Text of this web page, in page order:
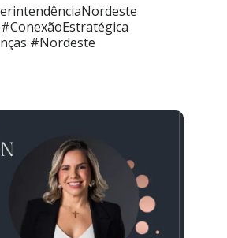
#Nordeste